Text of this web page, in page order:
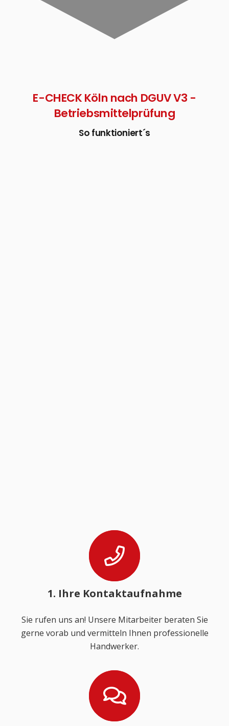
E-CHECK Köln nach DGUV V3 -
Betriebsmittelprüfung
So funktioniert´s
1. Ihre Kontaktaufnahme
Sie rufen uns an! Unsere Mitarbeiter beraten Sie
gerne vorab und vermitteln Ihnen professionelle
Handwerker.